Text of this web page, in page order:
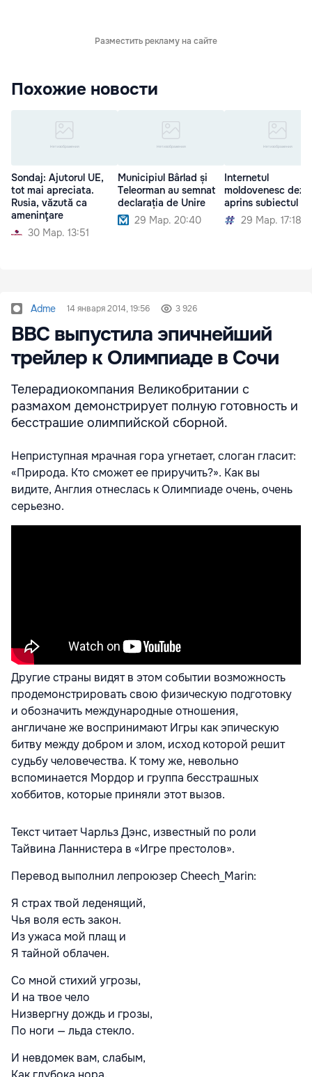
Разместить рекламу на сайте
Похожие новости
Sondaj: Ajutorul UE,
tot mai apreciata.
Rusia, văzută ca
ameninţare
30 Мар. 13:51
Municipiul Bârlad și
Teleorman au semnat
declarația de Unire
29 Мар. 20:40
Internetul
moldovenesc
aprins subiectul
29 Мар. 17:18
Adme 14 января 2014, 19:56 3 926
BBC выпустила эпичнейший
трейлер к Олимпиаде в Сочи
Телерадиокомпания Великобритании с
размахом демонстрирует полную готовность и
бесстрашие олимпийской сборной.
Неприступная мрачная гора угнетает, слоган гласит:
«Природа. Кто сможет ее приручить?». Как вы
видите, Англия отнеслась к Олимпиаде очень, очень
серьезно.
Другие страны видят в этом событии возможность
продемонстрировать свою физическую подготовку
и обозначить международные отношения,
англичане же воспринимают Игры как эпическую
битву между добром и злом, исход которой решит
судьбу человечества. К тому же, невольно
вспоминается Мордор и группа бесстрашных
хоббитов, которые приняли этот вызов.
Текст читает Чарльз Дэнс, известный по роли
Тайвина Ланнистера в «Игре престолов».
Перевод выполнил лепроюзер Cheech_Marin:
Я страх твой леденящий,
Чья воля есть закон.
Из ужаса мой плащ и
Я тайной облачен.
Со мной стихий угрозы,
И на твое чело
Низвергну дождь и грозы,
По ноги — льда стекло.
И невдомек вам, слабым,